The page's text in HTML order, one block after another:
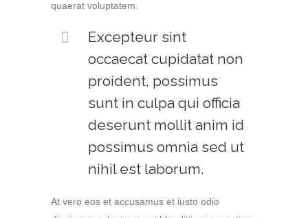
quaerat voluptatem.
Excepteur sint
occaecat cupidatat non
proident, possimus
sunt in culpa qui officia
deserunt mollit anim id
possimus omnia sed ut
nihil est laborum.
At vero eos et accusamus et iusto odio